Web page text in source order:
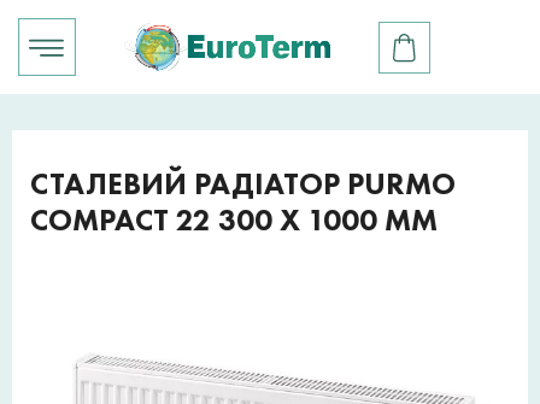
СТАЛЕВИЙ РАДІАТОР PURMO
COMPACT 22 300 X 1000 ММ